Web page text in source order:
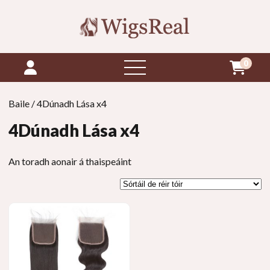
roghchlár
oscailte
0
Baile / 4Dúnadh Lása x4
4Dúnadh Lása x4
An toradh aonair á thaispeáint